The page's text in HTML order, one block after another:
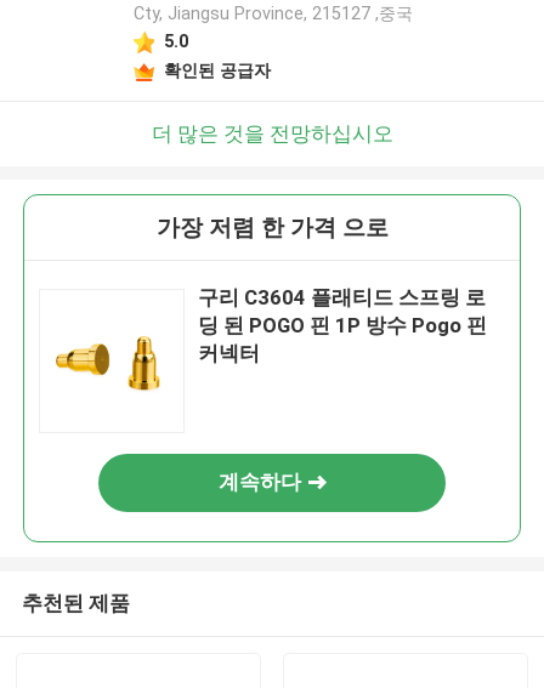
Cty, Jiangsu Province, 215127 ,중국
5.0
확인된 공급자
더 많은 것을 전망하십시오
가장 저렴 한 가격 으로
구리 C3604 플래티드 스프링 로
딩 된 POGO 핀 1P 방수 Pogo 핀
커넥터
계속하다
추천된 제품